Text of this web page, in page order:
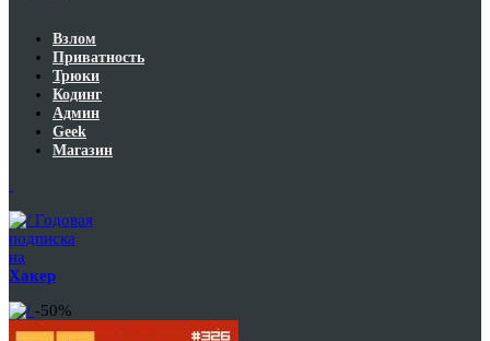
Взлом
Приватность
Трюки
Кодинг
Админ
Geek
Магазин
Годовая
подписка
на
Хакер
-50%